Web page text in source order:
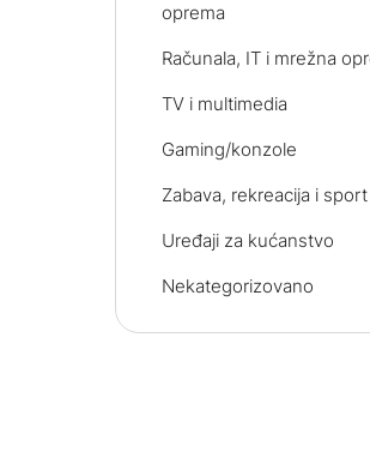
oprema
Računala, IT i mrežna
TV i multimedia
Gaming/konzole
Zabava, rekreacija i sport
Uređaji za kućanstvo
Nekategorizovano